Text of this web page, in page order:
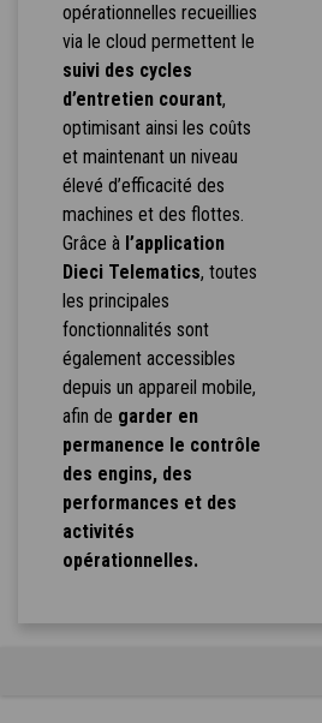
opérationnelles recueillies
via le cloud permettent le
suivi des cycles
d’entretien courant,
optimisant ainsi les coûts
et maintenant un niveau
élevé d’efficacité des
machines et des flottes.
Grâce à l’application
Dieci Telematics, toutes
les principales
fonctionnalités sont
également accessibles
depuis un appareil mobile,
afin de garder en
permanence le contrôle
des engins, des
performances et des
activités
opérationnelles.